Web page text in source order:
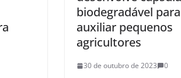
biodegradável para
auxiliar pequenos
agricultores
30 de outubro de 2023 0